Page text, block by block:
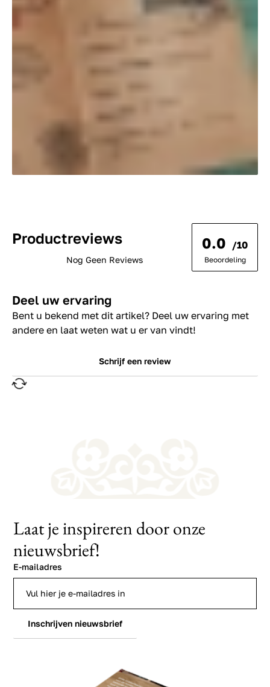
Productreviews
Nog Geen Reviews
0.0 /10
Beoordeling
Deel uw ervaring
Bent u bekend met dit artikel? Deel uw ervaring met
andere en laat weten wat u er van vindt!
Schrijf een review
Laat je inspireren door onze
nieuwsbrief!
E-mailadres
Inschrijven nieuwsbrief